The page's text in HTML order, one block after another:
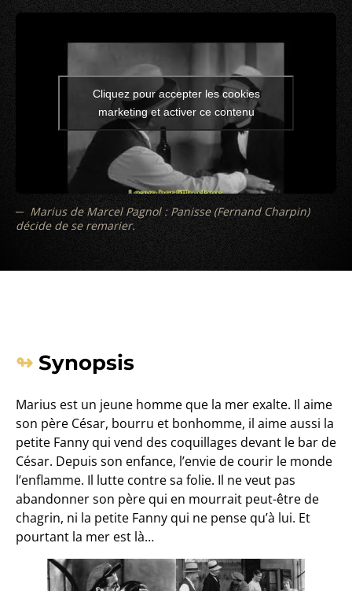
Cliquez pour accepter les cookies
marketing et activer ce contenu
Marius de Marcel Pagnol : Panisse (Fernand Charpin)
décide de se remarier.
Synopsis
Marius est un jeune homme que la mer exalte. Il aime
son père César, bourru et bonhomme, il aime aussi la
petite Fanny qui vend des coquillages devant le bar de
César. Depuis son enfance, l’envie de courir le monde
l’enflamme. Il lutte contre sa folie. Il ne veut pas
abandonner son père qui en mourrait peut-être de
chagrin, ni la petite Fanny qui ne pense qu’à lui. Et
pourtant la mer est là…